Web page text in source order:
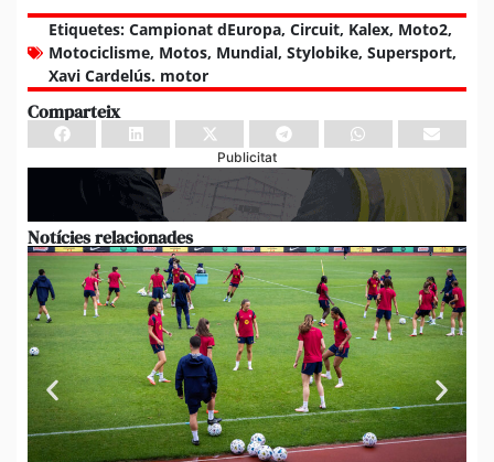
Etiquetes: Campionat dEuropa, Circuit, Kalex, Moto2,
Motociclisme, Motos, Mundial, Stylobike, Supersport,
Xavi Cardelús. motor
Comparteix
Publicitat
Notícies relacionades